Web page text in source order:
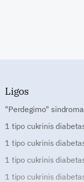
Ligos
"Perdegimo"
1 tipo cukrinis
1 tipo cukrinis
1 tipo cukrinis
1 tipo cukrinis